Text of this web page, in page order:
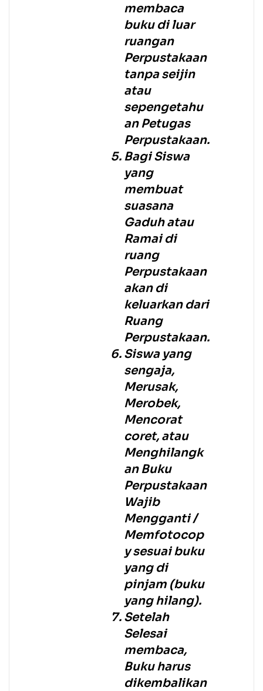
membaca
buku di luar
ruangan
Perpustakaan
tanpa seijin
atau
sepengetahu
an Petugas
Perpustakaan.
Bagi Siswa
yang
membuat
suasana
Gaduh atau
Ramai di
ruang
Perpustakaan
akan di
keluarkan dari
Ruang
Perpustakaan.
Siswa yang
sengaja,
Merusak,
Merobek,
Mencorat
coret, atau
Menghilangk
an Buku
Perpustakaan
Wajib
Mengganti /
Memfotocop
y sesuai buku
yang di
pinjam (buku
yang hilang).
Setelah
Selesai
membaca,
Buku harus
dikembalikan